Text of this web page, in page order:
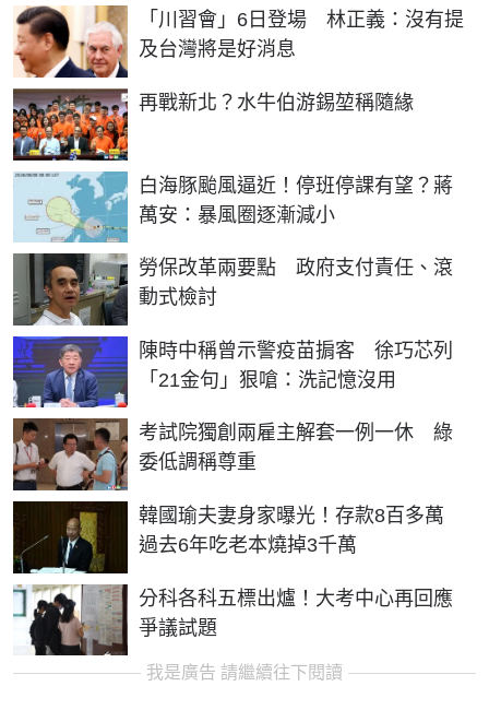
「川習會」6日登場 林正義：沒有提
及台灣將是好消息
再戰新北？水牛伯游錫堃稱隨緣
白海豚颱風逼近！停班停課有望？蔣
萬安：暴風圈逐漸減小
勞保改革兩要點 政府支付責任、滾
動式檢討
陳時中稱曾示警疫苗掮客 徐巧芯列
「21金句」狠嗆：洗記憶沒用
考試院獨創兩雇主解套一例一休 綠
委低調稱尊重
韓國瑜夫妻身家曝光！存款8百多萬
過去6年吃老本燒掉3千萬
分科各科五標出爐！大考中心再回應
爭議試題
我是廣告 請繼續往下閱讀